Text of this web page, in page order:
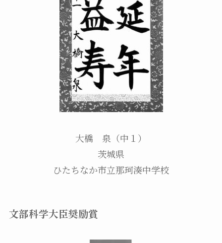
大橋 泉（中１）
茨城県
ひたちなか市立那珂湊中学校
文部科学大臣奨励賞